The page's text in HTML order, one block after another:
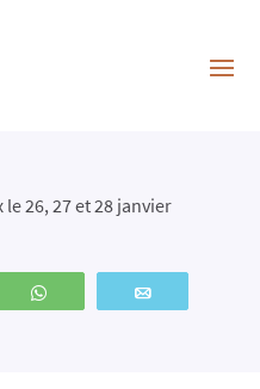
26, 27 et 28 janvier
WhatsApp